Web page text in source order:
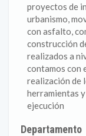
proyectos de
urbanismo,
con asfalto,
construcción
realizados a
contamos con
realización de
herramientas
ejecución
Departamento